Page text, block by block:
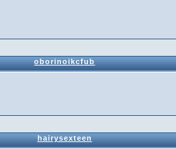
oborinoikcfub
hairysexteen